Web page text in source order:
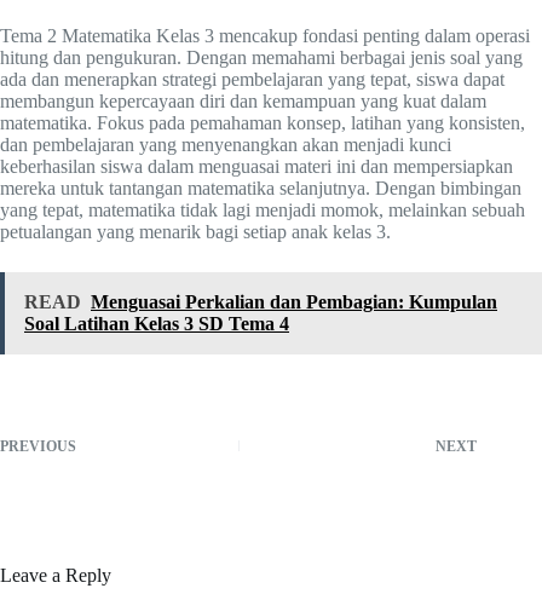
Tema 2 Matematika Kelas 3 mencakup fondasi penting dalam operasi
hitung dan pengukuran. Dengan memahami berbagai jenis soal yang
ada dan menerapkan strategi pembelajaran yang tepat, siswa dapat
membangun kepercayaan diri dan kemampuan yang kuat dalam
matematika. Fokus pada pemahaman konsep, latihan yang konsisten,
dan pembelajaran yang menyenangkan akan menjadi kunci
keberhasilan siswa dalam menguasai materi ini dan mempersiapkan
mereka untuk tantangan matematika selanjutnya. Dengan bimbingan
yang tepat, matematika tidak lagi menjadi momok, melainkan sebuah
petualangan yang menarik bagi setiap anak kelas 3.
READ Menguasai Perkalian dan Pembagian: Kumpulan
Soal Latihan Kelas 3 SD Tema 4
PREVIOUS NEXT
Leave a Reply